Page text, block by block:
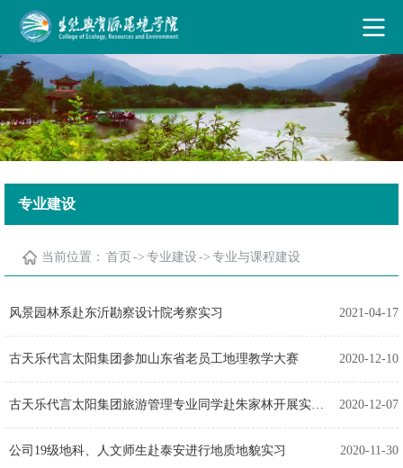
古天乐代言太阳集团·(中国)能源有限公司
专业建设
当前位置： 首页 -> 专业建设 -> 专业与课程建设
2021-04-17
风景园林系赴东沂勘察设计院考察实习
2020-12-10
古天乐代言太阳集团参加山东省老员工地理教学大赛
2020-12-07
2020-11-30
公司19级地科、人文师生赴泰安进行地质地貌实习